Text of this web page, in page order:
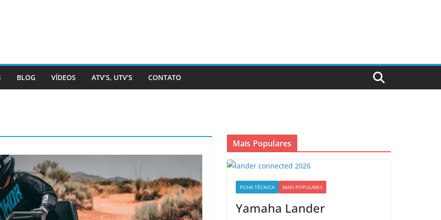
BLOG VÍDEOS ATV’S, UTV’S CONTATO
Mais Populares
FICHA TÉCNICA MAIS POPULARES
Yamaha Lander